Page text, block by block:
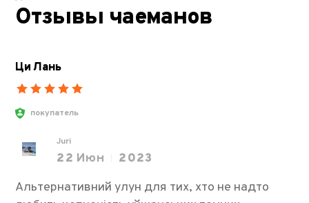
Отзывы чаеманов
Ци Лань
покупатель
Juri
22 Июн
2023
Альтернативний улун для тих, хто не надто